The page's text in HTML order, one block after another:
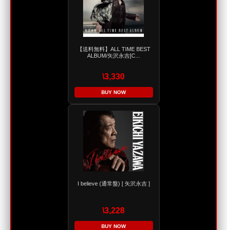
【送料無料】ALL TIME BEST
ALBUM/矢沢永吉[C...
\3,330
BUY NOW
I believe (通常盤) [ 矢沢永吉 ]
\3,228
BUY NOW